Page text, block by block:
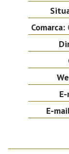
Comarca:
E-